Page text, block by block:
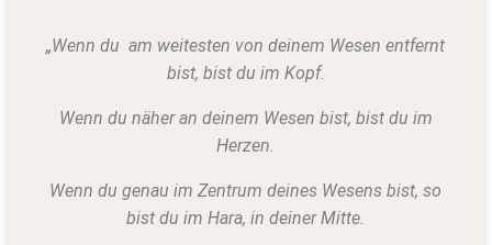
„Wenn du am weitesten von deinem Wesen entfernt
bist, bist du im Kopf.
Wenn du näher an deinem Wesen bist, bist du im
Herzen.
Wenn du genau im Zentrum deines Wesens bist, so
bist du im Hara, in deiner Mitte.